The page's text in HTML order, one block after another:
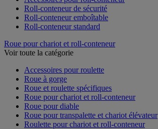
Roll-conteneur de sécurité
Roll-conteneur emboîtable
Roll-conteneur standard
Roue pour chariot et roll-conteneur
Voir toute la catégorie
Accessoires pour roulette
Roue à gorge
Roue et roulette spécifiques
Roue pour chariot et roll-conteneur
Roue pour diable
Roue pour transpalette et chariot élévateur
Roulette pour chariot et roll-conteneur